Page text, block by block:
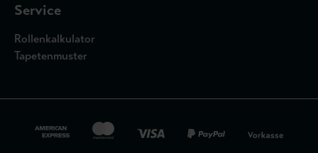
Service
Rollenkalkulator
Tapetenmuster